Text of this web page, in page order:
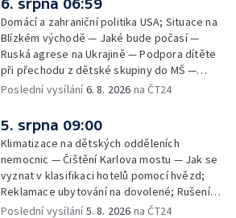
6. srpna 06:59
Domácí a zahraniční politika USA; Situace na
Blízkém východě — Jaké bude počasí —
Ruská agrese na Ukrajině — Podpora dítěte
při přechodu z dětské skupiny do MŠ —
Filmové premiéry týdne — Dvě deci tuše v
rakovinu prsu
Poslední vysílání6. 8. 2026 na ČT24
5. srpna 09:00
Klimatizace na dětských odděleních
nemocnic — Čištění Karlova mostu — Jak se
vyznat v klasifikaci hotelů pomocí hvězd;
Reklamace ubytování na dovolené; Rušení
dovolené kvůli přírodním živlům; Práva
Poslední vysílání5. 8. 2026 na ČT24